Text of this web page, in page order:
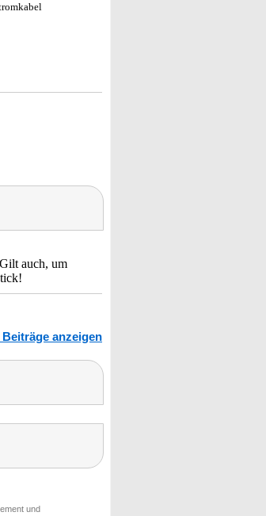
auch, um
Beiträge anzeigen
und